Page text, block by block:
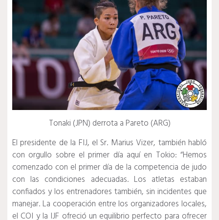
Tonaki (JPN) derrota a Pareto (ARG)
El presidente de la FIJ, el Sr. Marius Vizer, también habló
con orgullo sobre el primer día aquí en Tokio: “Hemos
comenzado con el primer día de la competencia de judo
con las condiciones adecuadas. Los atletas estaban
confiados y los entrenadores también, sin incidentes que
manejar. La cooperación entre los organizadores locales,
el COI y la IJF ofreció un equilibrio perfecto para ofrecer